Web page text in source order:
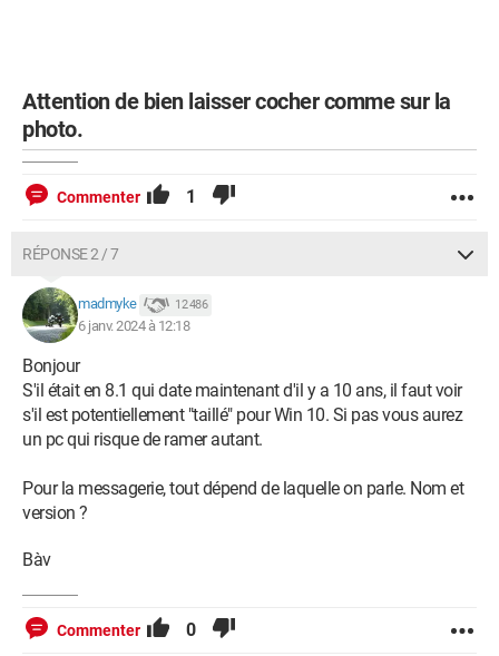
Attention de bien laisser cocher comme sur la
photo.
Commenter 1
RÉPONSE 2 / 7
madmyke 12 486
6 janv. 2024 à 12:18
Bonjour
S'il était en 8.1 qui date maintenant d'il y a 10 ans, il faut voir
s'il est potentiellement "taillé" pour Win 10. Si pas vous aurez
un pc qui risque de ramer autant.
Pour la messagerie, tout dépend de laquelle on parle. Nom et
version ?
Bàv
Commenter 0